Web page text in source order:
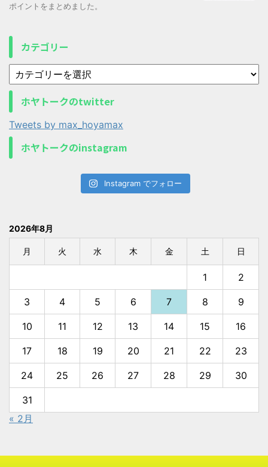
ポイントをまとめました。
カテゴリー
ホヤトークのtwitter
Tweets by max_hoyamax
ホヤトークのinstagram
Instagram でフォロー
2026年8月
月 火 水 木 金 土 日
1 2
3 4 5 6 7 8 9
10 11 12 13 14 15 16
17 18 19 20 21 22 23
24 25 26 27 28 29 30
31
« 2月